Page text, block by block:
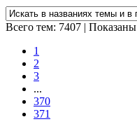
Всего тем: 7407 |
1
2
3
...
370
371